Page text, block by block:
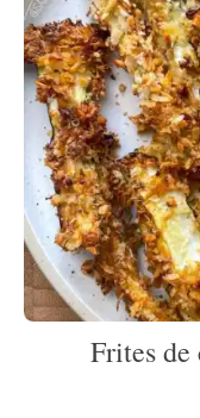
Frites